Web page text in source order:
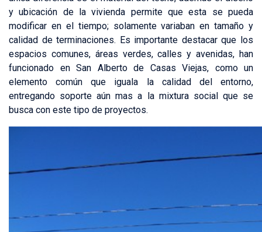
y ubicación de la vivienda permite que esta se pueda
modificar en el tiempo; solamente variaban en tamaño y
calidad de terminaciones. Es importante destacar que los
espacios comunes, áreas verdes, calles y avenidas, han
funcionado en San Alberto de Casas Viejas, como un
elemento común que iguala la calidad del entorno,
entregando soporte aún mas a la mixtura social que se
busca con este tipo de proyectos.